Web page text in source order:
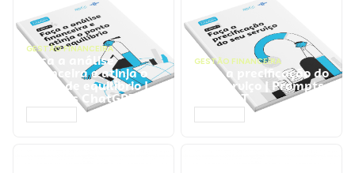
GESTÃO FINANCEIRA
Faça a análise
financeira e atinja o
ponto de equilíbrio |
Prompts ChatGPT
GESTÃO FINANCEIRA
Faça a precificação do
seu serviço | Prompts
ChatGPT